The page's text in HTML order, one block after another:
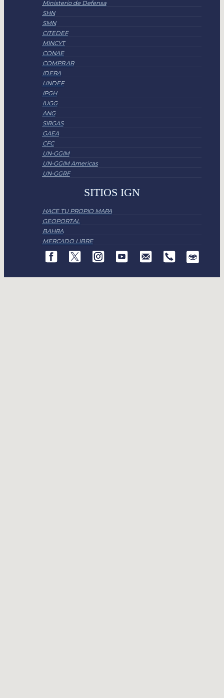
Ministerio de Defensa
SHN
SMN
CITEDEF
MINCYT
CONAE
COMPR.AR
IDERA
UNDEF
IPGH
IUGG
ANG
SIRGAS
GAEA
CFC
UN-GGIM
UN-GGIM Americas
UN-GGRF
SITIOS IGN
HACE TU PROPIO MAPA
GEOPORTAL
BAHRA
MERCADO LIBRE